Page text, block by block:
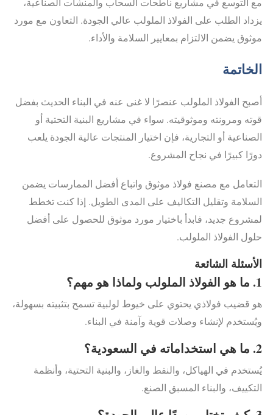
يزداد الطلب على الفولاذ الملولب عالي الجودة. التعاون مع مورد
موثوق يضمن الالتزام بمعايير السلامة والأداء.
الخاتمة
أصبح الفولاذ الملولب عنصرًا لا غنى عنه في البناء الحديث بفضل
قوته ومرونته وموثوقيته. سواء في مشاريع البنية التحتية أو
الصناعية أو التجارية، فإن اختيار المنتجات عالية الجودة يلعب
دورًا كبيرًا في نجاح المشروع.
التعامل مع مصنع فولاذ موثوق واتباع أفضل الممارسات يضمن
السلامة وتقليل التكاليف على المدى الطويل. إذا كنت تخطط
لمشروع جديد، فابدأ باختيار مورد موثوق للحصول على أفضل
حلول الفولاذ الملولب.
الأسئلة الشائعة
1. ما هو الفولاذ الملولب ولماذا هو مهم؟
هو قضيب فولاذي يحتوي على خيوط لولبية تسمح بتثبيته بسهولة،
ويُستخدم لإنشاء وصلات قوية وآمنة في البناء.
2. ما هي استخداماته في السعودية؟
يُستخدم في الهياكل، والنفط والغاز، والبنية التحتية، وأنظمة
التكييف، والبناء المسبق الصنع.